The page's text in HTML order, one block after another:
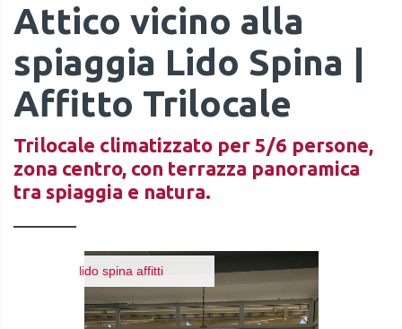
Attico vicino alla
spiaggia Lido Spina |
Affitto Trilocale
Trilocale climatizzato per 5/6 persone,
zona centro, con terrazza panoramica
tra spiaggia e natura.
lido spina affitti